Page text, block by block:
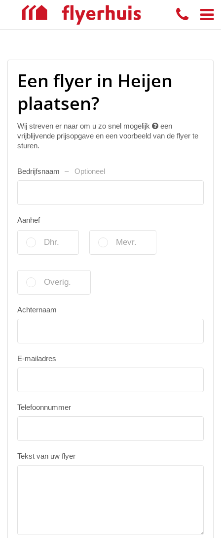
Een flyer in Heijen
plaatsen?
Wij streven er naar om u zo snel mogelijk
een
vrijblijvende prijsopgave en een voorbeeld van de flyer te
sturen.
Bedrijfsnaam Optioneel
Aanhef
Dhr. Mevr.
Overig.
Achternaam
E-mailadres
Telefoonnummer
Tekst van uw flyer